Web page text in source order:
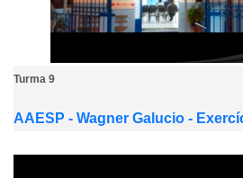
Turma 9
AAESP - Wagner Galucio -